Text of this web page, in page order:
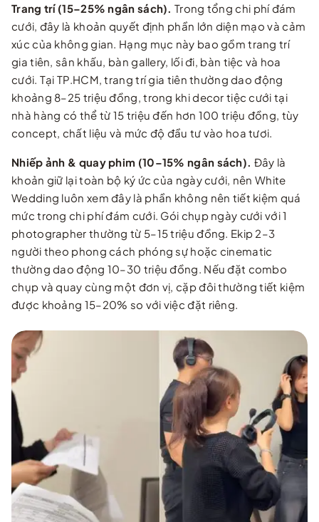
Trang trí (15–25% ngân sách). Trong tổng chi phí đám
cưới, đây là khoản quyết định phần lớn diện mạo và cảm
xúc của không gian. Hạng mục này bao gồm trang trí
gia tiên, sân khấu, bàn gallery, lối đi, bàn tiệc và hoa
cưới. Tại TP.HCM, trang trí gia tiên thường dao động
khoảng 8–25 triệu đồng, trong khi decor tiệc cưới tại
nhà hàng có thể từ 15 triệu đến hơn 100 triệu đồng, tùy
concept, chất liệu và mức độ đầu tư vào hoa tươi.
Nhiếp ảnh & quay phim (10–15% ngân sách). Đây là
khoản giữ lại toàn bộ ký ức của ngày cưới, nên White
Wedding luôn xem đây là phần không nên tiết kiệm quá
mức trong chi phí đám cưới. Gói chụp ngày cưới với 1
photographer thường từ 5–15 triệu đồng. Ekip 2–3
người theo phong cách phóng sự hoặc cinematic
thường dao động 10–30 triệu đồng. Nếu đặt combo
chụp và quay cùng một đơn vị, cặp đôi thường tiết kiệm
được khoảng 15–20% so với việc đặt riêng.